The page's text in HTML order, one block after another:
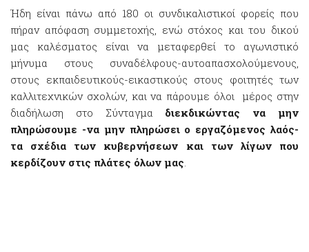
Ήδη είναι πάνω από 180 οι συνδικαλιστικοί φορείς που
πήραν απόφαση συμμετοχής, ενώ στόχος και του δικού
μας καλέσματος είναι να μεταφερθεί το αγωνιστικό
μήνυμα στους συναδέλφους-αυτοαπασχολούμενους,
στους εκπαιδευτικούς-εικαστικούς στους φοιτητές των
καλλιτεχνικών σχολών, και να πάρουμε όλοι μέρος στην
διαδήλωση στο Σύνταγμα διεκδικώντας να μην
πληρώσουμε -να μην πληρώσει ο εργαζόμενος λαός-
τα σχέδια των κυβερνήσεων και των λίγων που
κερδίζουν στις πλάτες όλων μας.